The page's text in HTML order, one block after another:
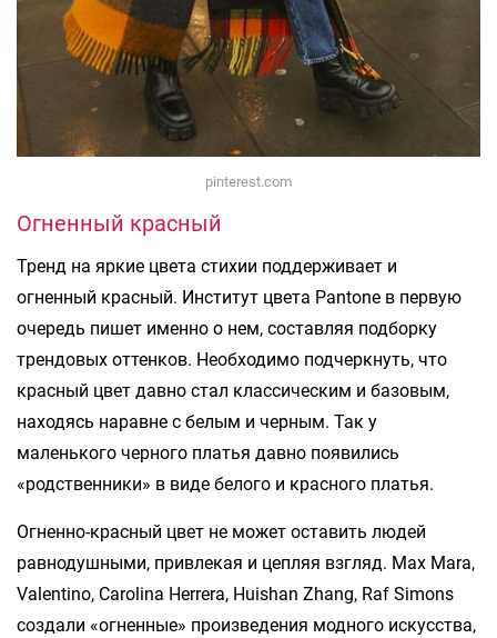
pinterest.com
Огненный красный
Тренд на яркие цвета стихии поддерживает и
огненный красный. Институт цвета Pantone в первую
очередь пишет именно о нем, составляя подборку
трендовых оттенков. Необходимо подчеркнуть, что
красный цвет давно стал классическим и базовым,
находясь наравне с белым и черным. Так у
маленького черного платья давно появились
«родственники» в виде белого и красного платья.
Огненно-красный цвет не может оставить людей
равнодушными, привлекая и цепляя взгляд. Max Mara,
Valentino, Carolina Herrera, Huishan Zhang, Raf Simons
создали «огненные» произведения модного искусства,